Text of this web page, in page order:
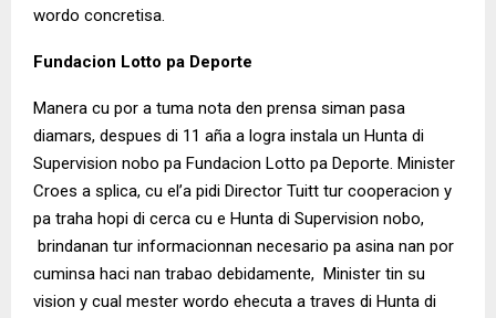
wordo concretisa.
Fundacion Lotto pa Deporte
Manera cu por a tuma nota den prensa siman pasa
diamars, despues di 11 aña a logra instala un Hunta di
Supervision nobo pa Fundacion Lotto pa Deporte. Minister
Croes a splica, cu el’a pidi Director Tuitt tur cooperacion y
pa traha hopi di cerca cu e Hunta di Supervision nobo,
brindanan tur informacionnan necesario pa asina nan por
cuminsa haci nan trabao debidamente, Minister tin su
vision y cual mester wordo ehecuta a traves di Hunta di